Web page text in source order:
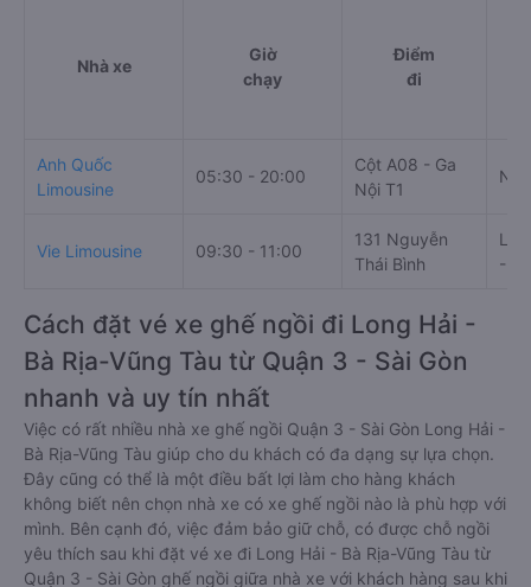
Nhà xe
Giờ
chạy
Điểm
đi
Anh Quốc
Limousine
05:30 - 20:00
Cột A08 - Ga
Nội T1
Vie Limousine 09:30 - 11:00
131 Nguyễn
Thái Bình
-
Cách đặt vé xe ghế ngồi đi Long Hải -
Bà Rịa-Vũng Tàu từ Quận 3 - Sài Gòn
nhanh và uy tín nhất
Việc có rất nhiều nhà xe ghế ngồi Quận 3 - Sài Gòn Long Hải -
Bà Rịa-Vũng Tàu giúp cho du khách có đa dạng sự lựa chọn.
Đây cũng có thể là một điều bất lợi làm cho hàng khách
không biết nên chọn nhà xe có xe ghế ngồi nào là phù hợp với
mình. Bên cạnh đó, việc đảm bảo giữ chỗ, có được chỗ ngồi
yêu thích sau khi đặt vé xe đi Long Hải - Bà Rịa-Vũng Tàu từ
Quận 3 - Sài Gòn ghế ngồi giữa nhà xe với khách hàng sau khi